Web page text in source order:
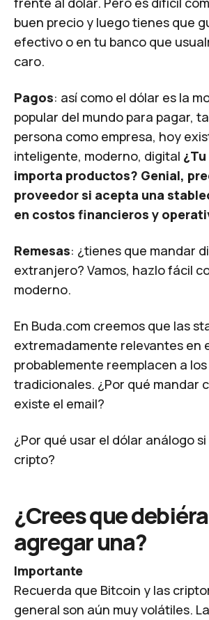
buen precio y luego tienes que
efectivo o en tu banco que
caro.
Pagos: así como el dólar es la
popular del mundo para pagar,
persona como empresa, hoy
inteligente, moderno, digital
importa productos? Genial,
proveedor si acepta una
en costos financieros y
Remesas: ¿tienes que mandar
extranjero? Vamos, hazlo fácil
moderno.
En Buda.com creemos que las
extremadamente relevantes en
probablemente reemplacen a
tradicionales. ¿Por qué mandar
existe el email?
¿Por qué usar el dólar análogo
cripto?
¿Crees que
agregar una?
Importante
Recuerda que Bitcoin y las
general son aún muy volátiles.